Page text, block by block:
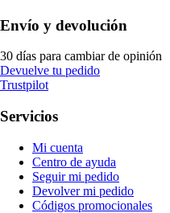
Envío y devolución
30 días para cambiar de opinión
Devuelve tu pedido
Trustpilot
Servicios
Mi cuenta
Centro de ayuda
Seguir mi pedido
Devolver mi pedido
Códigos promocionales